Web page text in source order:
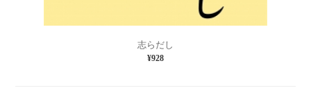
志らだし
¥928